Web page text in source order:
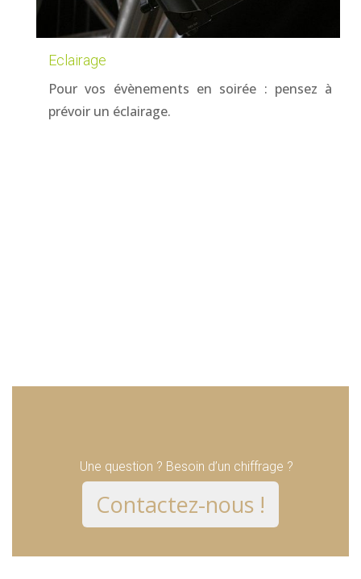
Eclairage
Pour vos évènements en soirée : pensez à
prévoir un éclairage.
Une question ? Besoin d’un chiffrage ?
Contactez-nous !